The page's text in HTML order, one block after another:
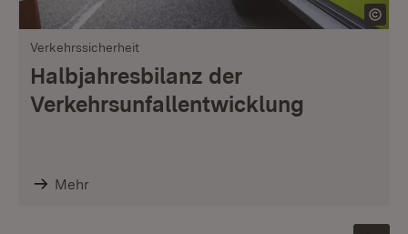
Verkehrssicherheit
Halbjahresbilanz der
Verkehrsunfallentwicklung
Mehr